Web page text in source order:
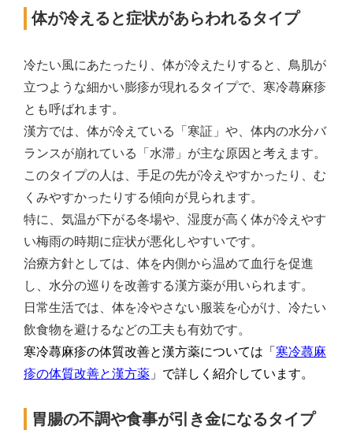
体が冷えると症状があらわれるタイプ
冷たい風にあたったり、体が冷えたりすると、鳥肌が
立つような細かい膨疹が現れるタイプで、寒冷蕁麻疹
とも呼ばれます。
漢方では、体が冷えている「寒証」や、体内の水分バ
ランスが崩れている「水滞」が主な原因と考えます。
このタイプの人は、手足の先が冷えやすかったり、む
くみやすかったりする傾向が見られます。
特に、気温が下がる冬場や、湿度が高く体が冷えやす
い梅雨の時期に症状が悪化しやすいです。
治療方針としては、体を内側から温めて血行を促進
し、水分の巡りを改善する漢方薬が用いられます。
日常生活では、体を冷やさない服装を心がけ、冷たい
飲食物を避けるなどの工夫も有効です。
寒冷蕁麻疹の体質改善と漢方薬については「寒冷蕁麻
疹の体質改善と漢方薬 」で詳しく紹介しています。
胃腸の不調や食事が引き金になるタイプ